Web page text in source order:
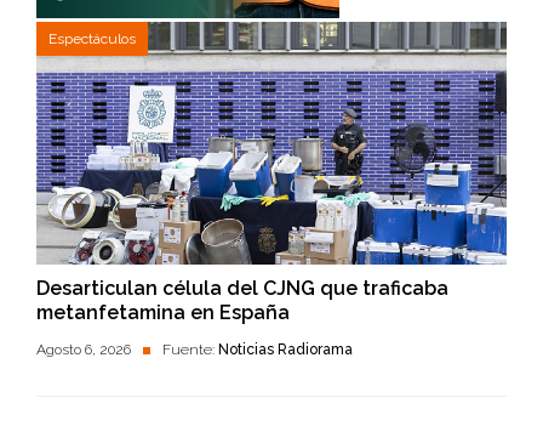
Espectáculos
Desarticulan célula del CJNG que traficaba
metanfetamina en España
Agosto 6, 2026 Fuente: Noticias Radiorama